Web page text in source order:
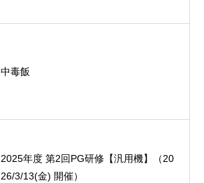
中毒飯
2025年度 第2回PG研修【汎用機】（20
26/3/13(金) 開催）
オーミック2022年4月入社式